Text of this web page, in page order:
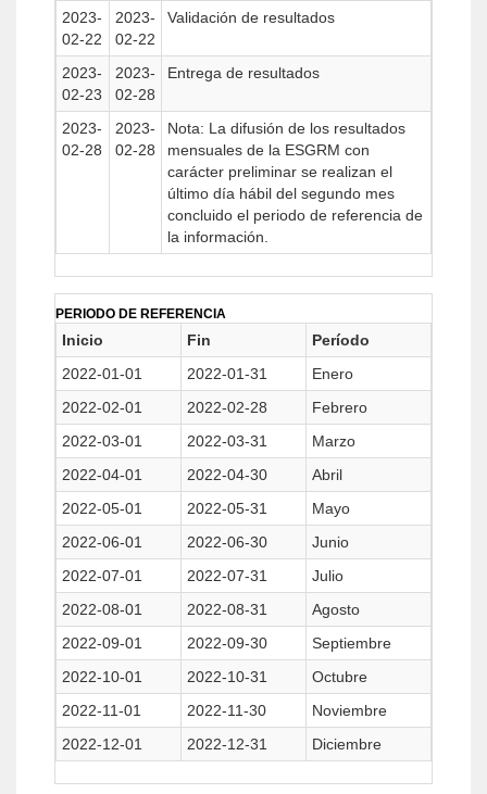
2023-
02-22
2023-
02-22
Validación de resultados
2023-
02-23
2023-
02-28
Entrega de resultados
2023-
02-28
2023-
02-28
Nota: La difusión de los resultados
mensuales de la ESGRM con
carácter preliminar se realizan el
último día hábil del segundo mes
concluido el periodo de referencia de
la información.
PERIODO DE REFERENCIA
Inicio Fin
Período
2022-01-01
2022-01-31
Enero
2022-02-01
2022-02-28
Febrero
2022-03-01
2022-03-31
Marzo
2022-04-01
2022-04-30
Abril
2022-05-01
2022-05-31
Mayo
2022-06-01
2022-06-30
Junio
2022-07-01
2022-07-31
Julio
2022-08-01
2022-08-31
Agosto
2022-09-01
2022-09-30
Septiembre
2022-10-01
2022-10-31
Octubre
2022-11-01
2022-11-30
Noviembre
2022-12-01
2022-12-31 Diciembre